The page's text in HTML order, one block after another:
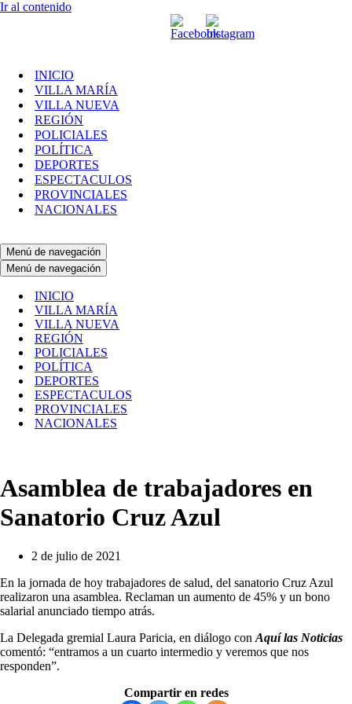
Ir al contenido
INICIO
VILLA MARÍA
VILLA NUEVA
REGIÓN
POLICIALES
POLÍTICA
DEPORTES
ESPECTACULOS
PROVINCIALES
NACIONALES
Menú de navegación
Menú de navegación
INICIO
VILLA MARÍA
VILLA NUEVA
REGIÓN
POLICIALES
POLÍTICA
DEPORTES
ESPECTACULOS
PROVINCIALES
NACIONALES
Asamblea de trabajadores en
Sanatorio Cruz Azul
2 de julio de 2021
En la jornada de hoy trabajadores de salud, del sanatorio Cruz Azul
realizaron una asamblea. Reclaman un aumento de 45% y un bono
salarial anunciado tiempo atrás.
La Delegada gremial Laura Paricia, en diálogo con Aquí las Noticias
comentó: “entramos a un cuarto intermedio y veremos que nos
responden”.
Compartir en redes